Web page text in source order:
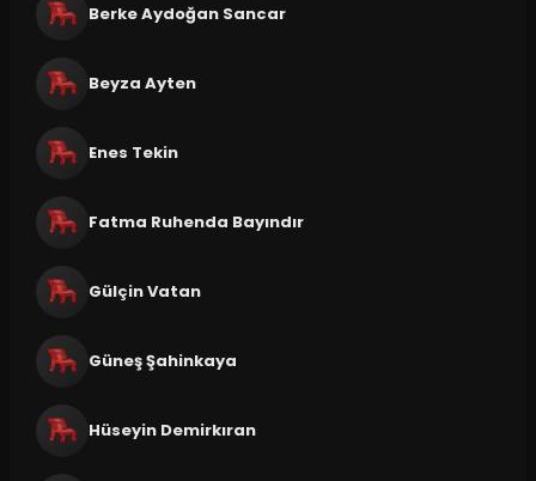
Berke Aydoğan Sancar
Beyza Ayten
Enes Tekin
Fatma Ruhenda Bayındır
Gülçin Vatan
Güneş Şahinkaya
Hüseyin Demirkıran